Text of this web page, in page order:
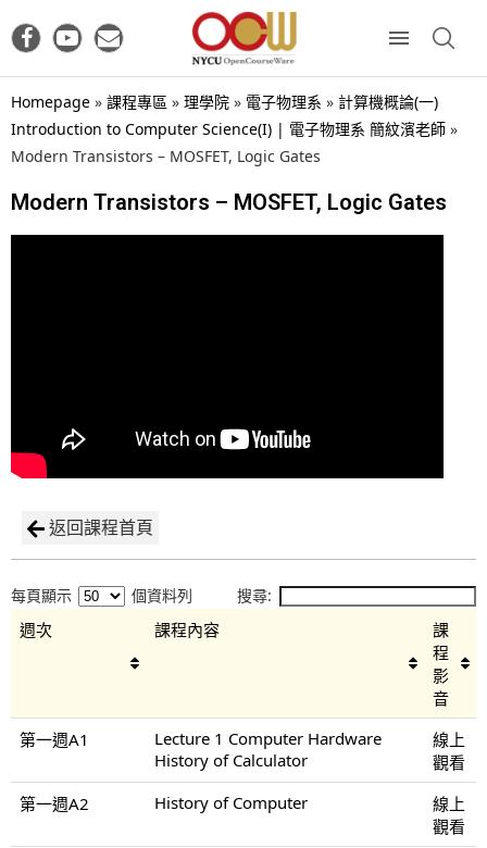
Homepage » 課程專區 » 理學院 » 電子物理系 » 計算機概論(一)
Introduction to Computer Science(I) | 電子物理系 簡紋濱老師 »
Modern Transistors – MOSFET, Logic Gates
Modern Transistors – MOSFET, Logic Gates
返回課程首頁
每頁顯示 個資料列 搜尋:
週次 課程內容
課
程
影
音
第一週A1
Lecture 1 Computer Hardware
History of Calculator
線上
觀看
第一週A2
History of Computer
線上
觀看